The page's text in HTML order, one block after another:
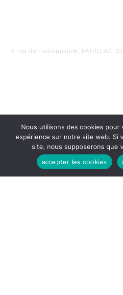
6 rue de l’aéropostale, PAUILLAC
Nous utilisons des cookies pour
expérience sur notre site web. Si
site, nous supposerons que
accepter les cookies